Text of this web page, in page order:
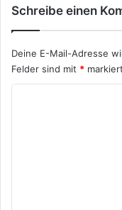
Schreibe einen
Deine E-Mail-Adresse
Felder sind mit * markiert